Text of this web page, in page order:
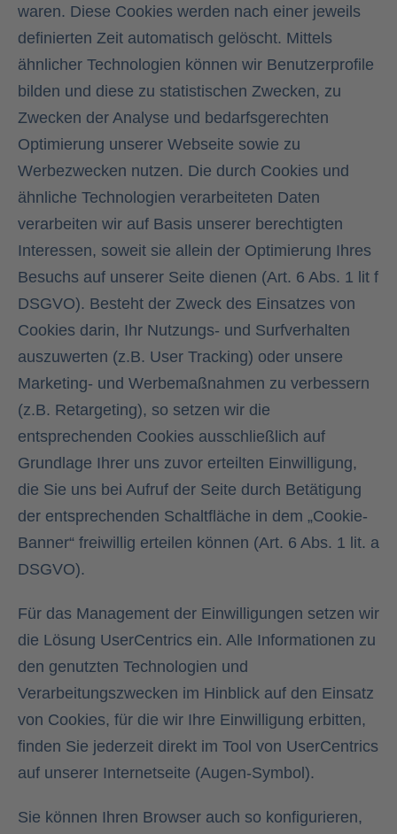
waren. Diese Cookies werden nach einer jeweils
definierten Zeit automatisch gelöscht. Mittels
ähnlicher Technologien können wir Benutzerprofile
bilden und diese zu statistischen Zwecken, zu
Zwecken der Analyse und bedarfsgerechten
Optimierung unserer Webseite sowie zu
Werbezwecken nutzen. Die durch Cookies und
ähnliche Technologien verarbeiteten Daten
verarbeiten wir auf Basis unserer berechtigten
Interessen, soweit sie allein der Optimierung Ihres
Besuchs auf unserer Seite dienen (Art. 6 Abs. 1 lit f
DSGVO). Besteht der Zweck des Einsatzes von
Cookies darin, Ihr Nutzungs- und Surfverhalten
auszuwerten (z.B. User Tracking) oder unsere
Marketing- und Werbemaßnahmen zu verbessern
(z.B. Retargeting), so setzen wir die
entsprechenden Cookies ausschließlich auf
Grundlage Ihrer uns zuvor erteilten Einwilligung,
die Sie uns bei Aufruf der Seite durch Betätigung
der entsprechenden Schaltfläche in dem „Cookie-
Banner“ freiwillig erteilen können (Art. 6 Abs. 1 lit. a
DSGVO).
Für das Management der Einwilligungen setzen wir
die Lösung UserCentrics ein. Alle Informationen zu
den genutzten Technologien und
Verarbeitungszwecken im Hinblick auf den Einsatz
von Cookies, für die wir Ihre Einwilligung erbitten,
finden Sie jederzeit direkt im Tool von UserCentrics
auf unserer Internetseite (Augen-Symbol).
Sie können Ihren Browser auch so konfigurieren,